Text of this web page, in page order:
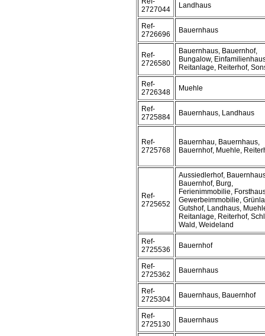
2727044
Landhaus
Ref-
2726696
Bauernhaus
Ref-
2726580
Bauernhaus, Bauernhof,
Bungalow,
Reitanlage, Reiterhof,
Ref-
2726348
Muehle
Ref-
2725884
Bauernhaus, Landhaus
Ref-
2725768
Bauernhau, Bauernhaus,
Bauernhof, Muehle,
Ref-
2725652
Aussiedlerhof,
Bauernhof, Burg,
Ferienimmobilie,
Gewerbeimmobilie,
Gutshof, Landhaus,
Reitanlage, Reiterhof,
Wald, Weideland
Ref-
2725536
Bauernhof
Ref-
2725362
Bauernhaus
Ref-
2725304
Bauernhaus, Bauernhof
Ref-
2725130
Bauernhaus